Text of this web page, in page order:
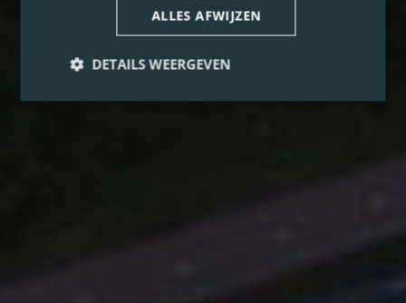
ALLES AFWIJZEN
DETAILS WEERGEVEN